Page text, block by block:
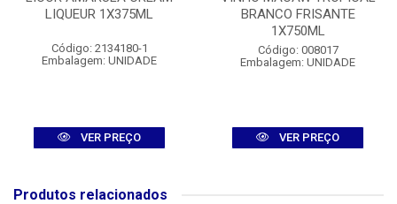
LIQUEUR 1X375ML
Código: 2134180-1
Embalagem: UNIDADE
VER PREÇO
BRANCO FRISANTE
1X750ML
Código: 008017
Embalagem: UNIDADE
VER PREÇO
Produtos relacionados